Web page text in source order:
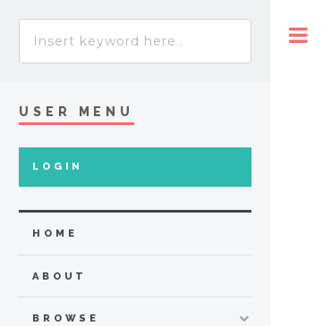
USER MENU
LOGIN
HOME
ABOUT
BROWSE